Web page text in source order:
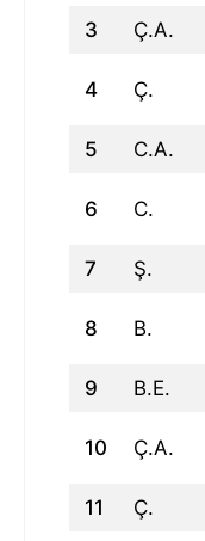
3 Ç.A.
4 Ç.
5 C.A.
6 C.
7 Ş.
8 B.
9 B.E.
10 Ç.A.
11 Ç.